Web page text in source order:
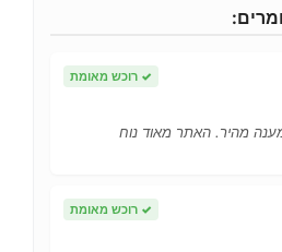
✓ רוכש מאומת
מהיר. האתר מאוד נוח
✓ רוכש מאומת